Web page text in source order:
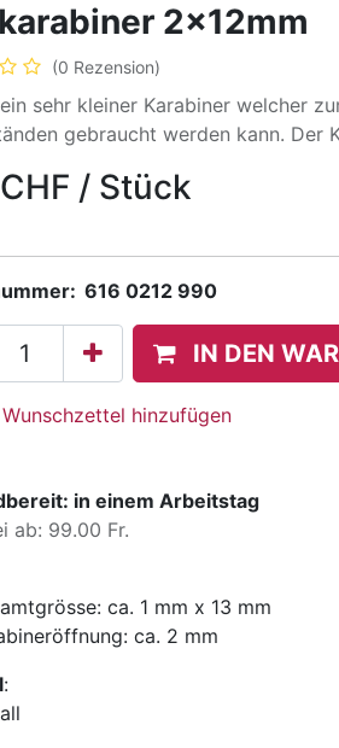
2x12mm
(0 Rezension)
sehr kleiner Karabiner welcher
gebraucht werden kann. Der
CHF / Stück
616 0212 990
IN DEN
hinzufügen
in einem Arbeitstag
ab: 99.00 Fr.
ca. 1 mm x 13 mm
ca. 2 mm
: